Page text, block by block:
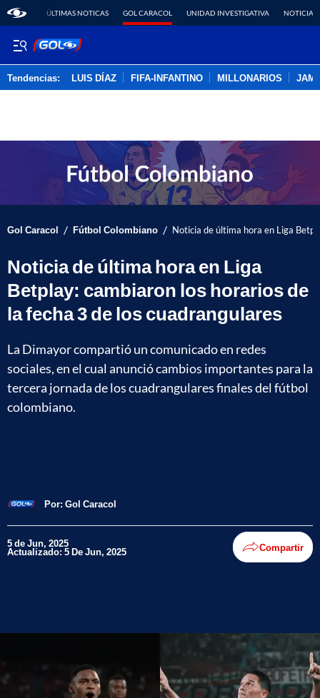
ÚLTIMAS NOTICAS GOL CARACOL UNIDAD INVESTIGATIVA NOTICIAS
Tendencias: LUIS DÍAZ FIFA-INFANTINO MILLONARIOS
Gol Caracol / Fútbol Colombiano / Noticia de última hora en Liga
Noticia de última hora en Liga
Betplay: cambiaron los horarios de
la fecha 3 de los cuadrangulares
La Dimayor compartió un comunicado en redes
sociales, en el cual anunció cambios importantes para la
tercera jornada de los cuadrangulares finales del fútbol
colombiano.
Por: Gol Caracol
5 de Jun, 2025
Actualizado: 5 De Jun, 2025 Compartir